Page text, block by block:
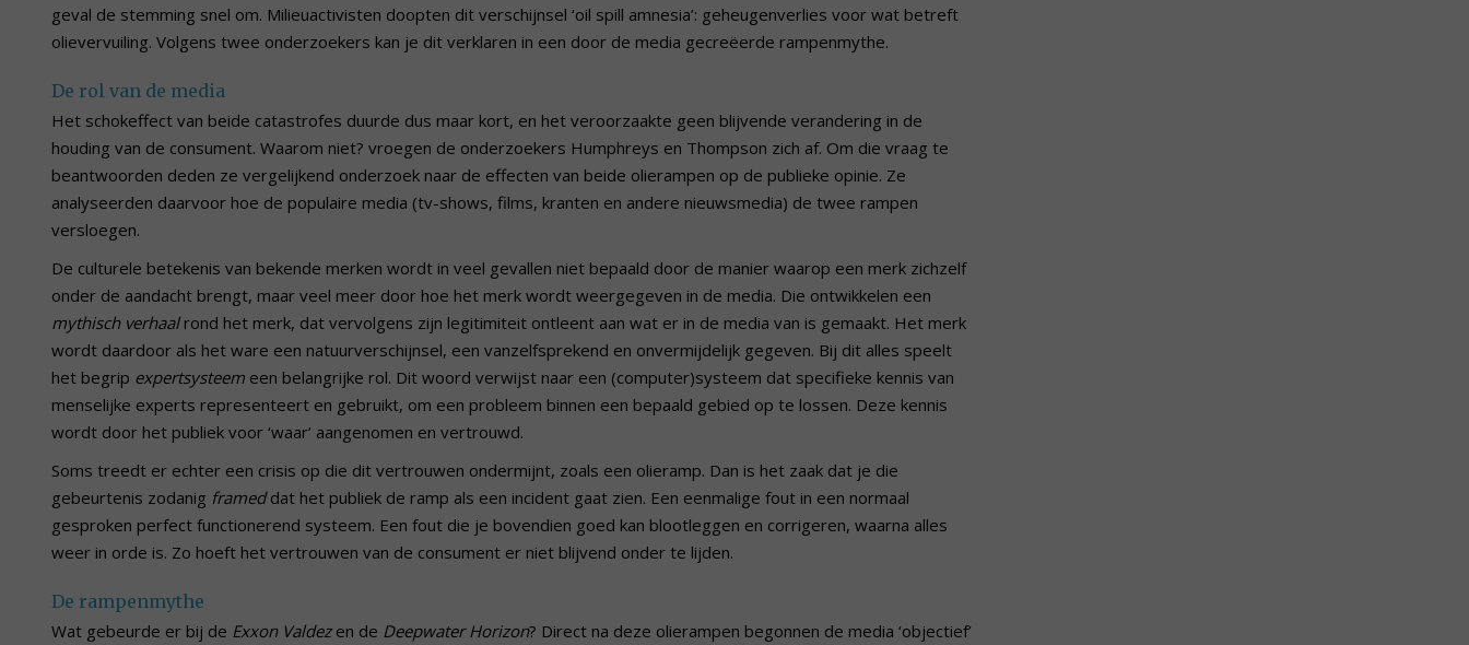
geval de stemming snel om. Milieuactivisten doopten dit verschijnsel ‘oil spill amnesia’: geheugenverlies voor wat betreft
olievervuiling. Volgens twee onderzoekers kan je dit verklaren in een door de media gecreëerde rampenmythe.
De rol van de media
Het schokeffect van beide catastrofes duurde dus maar kort, en het veroorzaakte geen blijvende verandering in de
houding van de consument. Waarom niet? vroegen de onderzoekers Humphreys en Thompson zich af. Om die vraag te
beantwoorden deden ze vergelijkend onderzoek naar de effecten van beide olierampen op de publieke opinie. Ze
analyseerden daarvoor hoe de populaire media (tv-shows, films, kranten en andere nieuwsmedia) de twee rampen
versloegen.
De culturele betekenis van bekende merken wordt in veel gevallen niet bepaald door de manier waarop een merk zichzelf
onder de aandacht brengt, maar veel meer door hoe het merk wordt weergegeven in de media. Die ontwikkelen een
mythisch verhaalrond het merk, dat vervolgens zijn legitimiteit ontleent aan wat er in de media van is gemaakt. Het merk
wordt daardoor als het ware een natuurverschijnsel, een vanzelfsprekend en onvermijdelijk gegeven. Bij dit alles speelt
het begrip expertsysteem een belangrijke rol. Dit woord verwijst naar een (computer)systeem dat specifieke kennis van
menselijke experts representeert en gebruikt, om een probleem binnen een bepaald gebied op te lossen. Deze kennis
wordt door het publiek voor ‘waar’ aangenomen en vertrouwd.
Soms treedt er echter een crisis op die dit vertrouwen ondermijnt, zoals een olieramp. Dan is het zaak dat je die
gebeurtenis zodanig frameddat het publiek de ramp als een incident gaat zien. Een eenmalige fout in een normaal
gesproken perfect functionerend systeem. Een fout die je bovendien goed kan blootleggen en corrigeren, waarna alles
weer in orde is. Zo hoeft het vertrouwen van de consument er niet blijvend onder te lijden.
De rampenmythe
Wat gebeurde er bij de Exxon Valdezen de Deepwater Horizon? Direct na deze olierampen begonnen de media ‘objectief’